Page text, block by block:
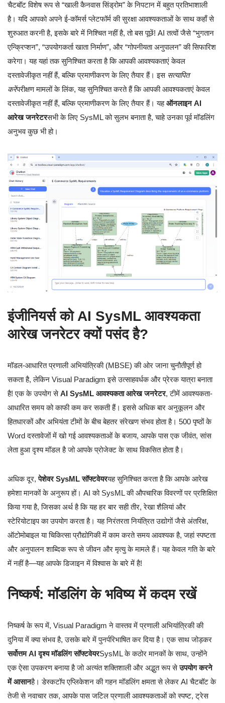
चैटबॉट विशेष रूप से “खाली कैनवास सिंड्रोम” के निपटान में बहुत प्रतिभाशाली
है। यदि आपको अपने ई-कॉमर्स प्लेटफॉर्म की सुरक्षा आवश्यकताओं के साथ कहाँ से
शुरुआत करनी है, इसके बारे में निश्चित नहीं है, तो बस पूछें! AI तत्वों जैसे “भुगतान
एन्क्रिप्शन”, “उपयोगकर्ता खाता निर्माण”, और “गोपनीयता अनुपालन” की सिफारिश
करेगा। यह यहां तक सुनिश्चित करता है कि आपकी आवश्यकताएं केवल
दस्तावेजीकृत नहीं हैं, बल्कि प्रमाणीकरण के लिए तैयार हैं। इस सत्यापित
करेंपरीक्षण मामलों के लिंक, यह सुनिश्चित करते हैं कि आपकी आवश्यकताएं केवल
दस्तावेजीकृत नहीं हैं, बल्कि प्रमाणीकरण के लिए तैयार हैं। यहऑनलाइन AI
आरेख जनरेटरसभी के लिए SysML को सुलभ बनाता है, चाहे उनका पूर्व मॉडलिंग
अनुभव कुछ भी हो।
इंजीनियर्स को AI SysML आवश्यकता
आरेख जनरेटर क्यों पसंद है?
मॉडल-आधारित प्रणाली अभियांत्रिकी (MBSE) की ओर जाना चुनौतीपूर्ण हो
सकता है, लेकिन Visual Paradigm इसे उत्साहवर्धक और प्रेरक यात्रा बनाता
है! एक के उपयोग सेAI SysML आवश्यकता आरेख जनरेटर, टीमें आवश्यकता-
आधारित समय को काफी कम कर सकती हैं। इससे अधिक बार अनुकूलन और
हितधारकों और अभियंता टीमों के बीच बेहतर संरेखण संभव होता है। 500 पृष्ठों के
Word दस्तावेजों में खो गई आवश्यकताओं के बजाय, आपके पास एक जीवंत, सांस
लेता हुआ दृश्य मॉडल है जो आपके प्रोजेक्ट के साथ विकसित होता है।
अधिक दूर,पेशेवर SysML सॉफ्टवेयरयह सुनिश्चित करता है कि आपके आरेख
हमेशा मानकों के अनुरूप हों। AI को SysML की औपचारिक विवरणों पर प्रशिक्षित
किया गया है, जिसका अर्थ है कि यह हर बार सही तीर, रेखा शैलियां और
स्टेरियोटाइप का उपयोग करता है। यह निरंतरता नियंत्रित उद्योगों जैसे अंतरिक्ष,
ऑटोमोबाइल या चिकित्सा प्रौद्योगिकी में काम करते समय आवश्यक है, जहां स्पष्टता
और अनुपालन शाब्दिक रूप से जीवन और मृत्यु के मामले हैं। यह केवल गति के बारे
में नहीं है—यह आपके डिजाइन में विश्वास के बारे में है!
निष्कर्ष: मॉडलिंग के भविष्य में कदम रखें
निष्कर्ष के रूप में, Visual Paradigm ने वास्तव में प्रणाली अभियांत्रिकी की
दुनिया में क्या संभव है, उसके बारे में पुनर्परिभाषित कर दिया है। एक साथ जोड़कर
सर्वोत्तम AI दृश्य मॉडलिंग सॉफ्टवेयरSysML के कठोर मानकों के साथ, उन्होंने
एक ऐसा उपकरण बनाया है जो अत्यंत शक्तिशाली और अद्भुत रूप सेउपयोग करने
में आसानहै। डेस्कटॉप एप्लिकेशन की गहन मॉडलिंग क्षमता से लेकर AI चैटबॉट के
तेजी से नवाचार तक, आपके पास जटिल प्रणाली आवश्यकताओं को स्पष्ट, ट्रेस